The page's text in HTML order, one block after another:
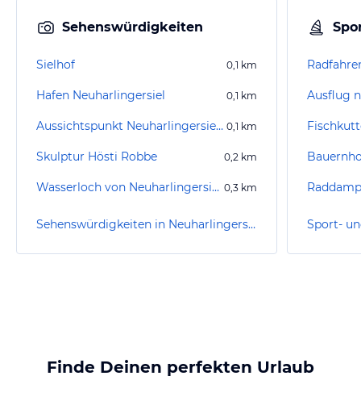
Sehenswürdigkeiten
Sielhof 0,1 km
Hafen Neuharlingersiel 0,1 km
Aussichtspunkt Neuharlingersiel Hafen 0,1 km
Skulptur Hösti Robbe 0,2 km
Wasserloch von Neuharlingersiel 0,3 km
Sehenswürdigkeiten in Neuharlingersiel
Ausflug
Finde Deinen perfekten Urlaub